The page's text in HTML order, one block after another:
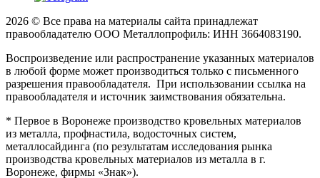
2026 © Все права на материалы сайта принадлежат
правообладателю ООО Металлопрофиль: ИНН 3664083190.
Воспроизведение или распространение указанных материалов
в любой форме может производиться только с письменного
разрешения правообладателя. При использовании ссылка на
правообладателя и источник заимствования обязательна.
* Первое в Воронеже производство кровельных материалов
из металла, профнастила, водосточных систем,
металлосайдинга (по результатам исследования рынка
производства кровельных материалов из металла в г.
Воронеже, фирмы «Знак»).